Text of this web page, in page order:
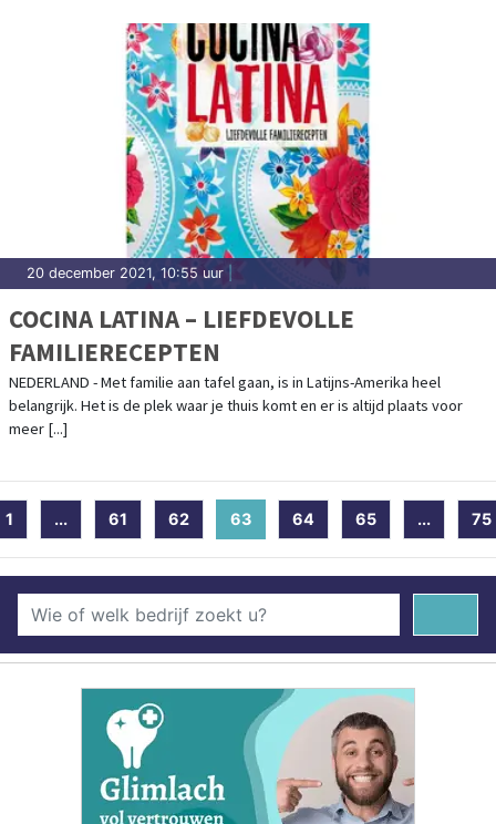
20 december 2021, 10:55 uur
COCINA LATINA – LIEFDEVOLLE
FAMILIERECEPTEN
NEDERLAND - Met familie aan tafel gaan, is in Latijns-Amerika heel
belangrijk. Het is de plek waar je thuis komt en er is altijd plaats voor
meer [...]
1 ... 61 62 63(current)
64 65 ... 75